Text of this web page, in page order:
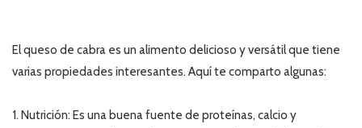
El queso de cabra es un alimento delicioso y versátil que tiene
varias propiedades interesantes. Aquí te comparto algunas:
1. Nutrición: Es una buena fuente de proteínas, calcio y